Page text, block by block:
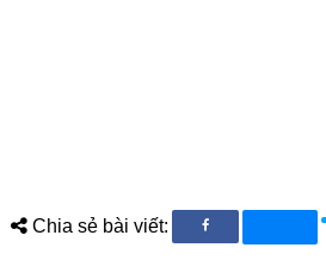
Chia sẻ bài viết: